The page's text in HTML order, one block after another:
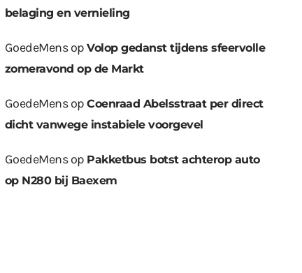
belaging en vernieling
GoedeMensopVolop gedanst tijdens sfeervolle
zomeravond op de Markt
GoedeMensopCoenraad Abelsstraat per direct
dicht vanwege instabiele voorgevel
GoedeMensop Pakketbus botst achterop auto
op N280 bij Baexem